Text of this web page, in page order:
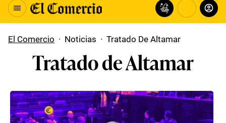
El Comercio · Noticias · Tratado De Altamar
Tratado de Altamar